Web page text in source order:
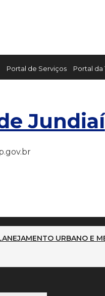
Portal de Serviços Portal da
Jundiaí
URBANO E